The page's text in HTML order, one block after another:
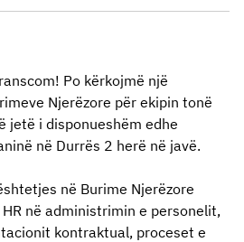
Po kërkojmë një
Njerëzore për ekipin tonë
jetë i disponueshëm edhe
ë në Durrës 2 herë në javë.
në Burime Njerëzore
në administrimin e personelit,
kontraktual, proceset e